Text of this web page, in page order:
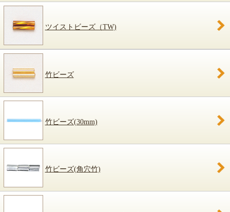
ツイストビーズ（TW)
竹ビーズ
竹ビーズ(30mm)
竹ビーズ(角穴竹)